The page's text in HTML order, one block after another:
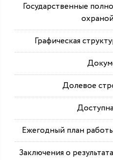
Государственные
Графическая
Долевое
Ежегодный план
Заключения о